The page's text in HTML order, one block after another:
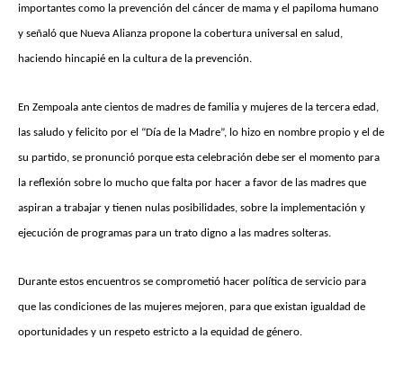
importantes como la prevención del cáncer de mama y el papiloma humano
y señaló que Nueva Alianza propone la cobertura universal en salud,
haciendo hincapié en la cultura de la prevención.
En Zempoala ante cientos de madres de familia y mujeres de la tercera edad,
las saludo y felicito por el “Día de la Madre”, lo hizo en nombre propio y el de
su partido, se pronunció porque esta celebración debe ser el momento para
la reflexión sobre lo mucho que falta por hacer a favor de las madres que
aspiran a trabajar y tienen nulas posibilidades, sobre la implementación y
ejecución de programas para un trato digno a las madres solteras.
Durante estos encuentros se comprometió hacer política de servicio para
que las condiciones de las mujeres mejoren, para que existan igualdad de
oportunidades y un respeto estricto a la equidad de género.